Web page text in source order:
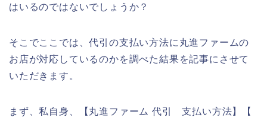
はいるのではないでしょうか？
そこでここでは、代引の支払い方法に丸進ファームの
お店が対応しているのかを調べた結果を記事にさせて
いただきます。
まず、私自身、【丸進ファーム 代引 支払い方法】【